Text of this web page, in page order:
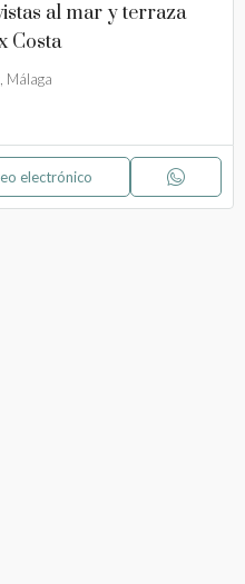
al mar y terraza
Costa
Málaga
electrónico